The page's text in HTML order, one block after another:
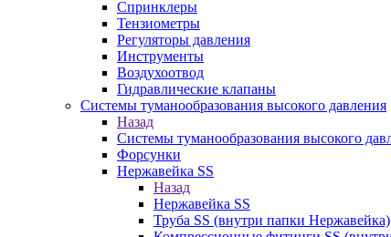
Спринклеры
Тензиометры
Регуляторы давления
Инструменты
Воздухоотвод
Гидравлические клапаны
Системы туманообразования высокого давления
Назад
Системы туманообразования высокого
Форсунки
Нержавейка SS
Назад
Нержавейка SS
Труба SS (внутри папки Нержавейка)